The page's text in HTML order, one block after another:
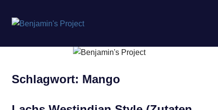
springen
Project
Schlagwort: Mango